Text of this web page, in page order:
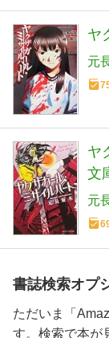
ヤ
元
ヤ
文
元
書誌検索オプ
ただいま「
す。検索で本が